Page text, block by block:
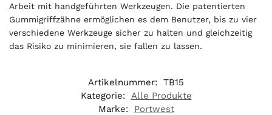
o
t
a
l
Arbeit mit handgeführten Werkzeugen. Die patentierten
Gummigriffzähne ermöglichen es dem Benutzer, bis zu vier
verschiedene Werkzeuge sicher zu halten und gleichzeitig
das Risiko zu minimieren, sie fallen zu lassen.
Artikelnummer: TB15
Kategorie: Alle Produkte
Marke:
Portwest